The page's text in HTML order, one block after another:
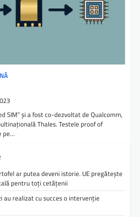
SIM” şi a fost co-dezvoltat de Qualcomm,
Thales. Testele proof of
pe…
ar putea deveni istorie. UE pregătește
pentru toți cetățenii
au realizat cu succes o intervenție